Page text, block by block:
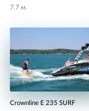
7.7 м.
Crownline E 235 SURF